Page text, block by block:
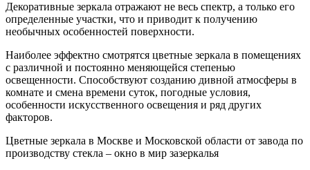
Декоративные зеркала отражают не весь спектр, а только его
определенные участки, что и приводит к получению
необычных особенностей поверхности.
Наиболее эффектно смотрятся цветные зеркала в помещениях
с различной и постоянно меняющейся степенью
освещенности. Способствуют созданию дивной атмосферы в
комнате и смена времени суток, погодные условия,
особенности искусственного освещения и ряд других
факторов.
Цветные зеркала в Москве и Московской области от завода по
производству стекла – окно в мир зазеркалья